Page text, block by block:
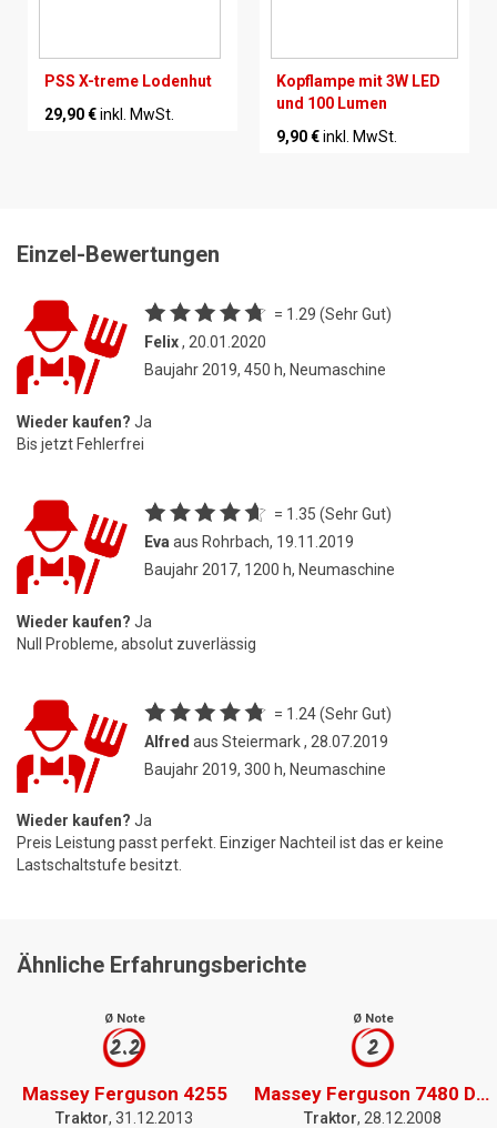
PSS X-treme Lodenhut
29,90 €inkl. MwSt.
Kopflampe mit 3W LED
und 100 Lumen
9,90 €inkl. MwSt.
Einzel-Bewertungen
= 1.29 (Sehr Gut)
Felix, 20.01.2020
Baujahr 2019, 450 h, Neumaschine
Wieder kaufen? Ja
Bis jetzt Fehlerfrei
= 1.35 (Sehr Gut)
Eva aus Rohrbach, 19.11.2019
Baujahr 2017, 1200 h, Neumaschine
Wieder kaufen? Ja
Null Probleme, absolut zuverlässig
= 1.24 (Sehr Gut)
Alfred aus Steiermark , 28.07.2019
Baujahr 2019, 300 h, Neumaschine
Wieder kaufen? Ja
Preis Leistung passt perfekt. Einziger Nachteil ist das er keine
Lastschaltstufe besitzt.
Ähnliche Erfahrungsberichte
Ø Note
2.2
Massey Ferguson 4255
Traktor, 31.12.2013
Ø Note
2
Massey Ferguson 7480 Dyna VT
Traktor, 28.12.2008